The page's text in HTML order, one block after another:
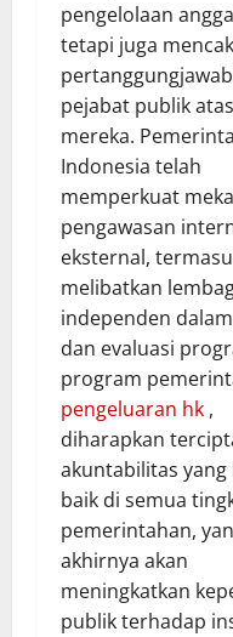
pengelolaan
tetapi juga
pejabat publik
mereka.
Indonesia telah
memperkuat
pengawasan
eksternal,
melibatkan
independen
dan evaluasi
program
pengeluaran hk ,
diharapkan
akuntabilitas yang
baik di semua
pemerintahan,
akhirnya akan
meningkatkan
publik terhadap